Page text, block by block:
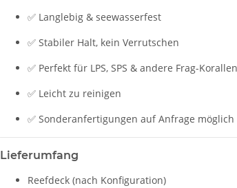
✅ Langlebig & seewasserfest
✅ Stabiler Halt, kein Verrutschen
✅ Perfekt für LPS, SPS & andere Frag-Korallen
✅ Leicht zu reinigen
✅ Sonderanfertigungen auf Anfrage möglich
Lieferumfang
Reefdeck (nach Konfiguration)